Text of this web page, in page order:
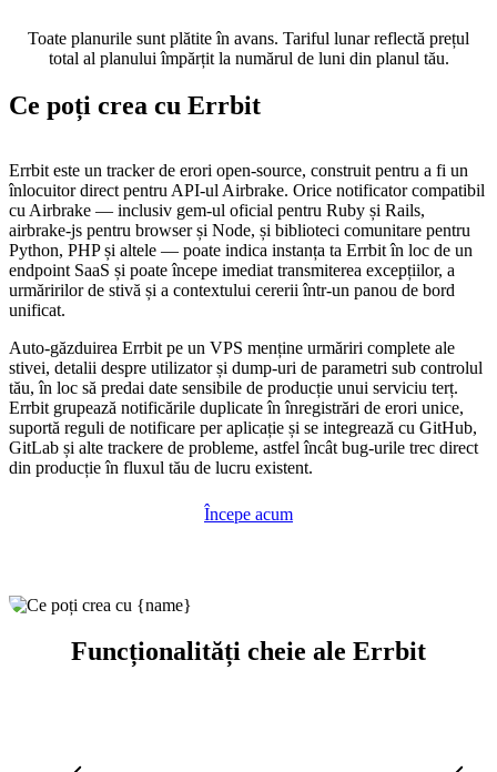
Toate planurile sunt plătite în avans. Tariful lunar reflectă prețul
total al planului împărțit la numărul de luni din planul tău.
Ce poți crea cu Errbit
Errbit este un tracker de erori open-source, construit pentru a fi un
înlocuitor direct pentru API-ul Airbrake. Orice notificator compatibil
cu Airbrake — inclusiv gem-ul oficial pentru Ruby și Rails,
airbrake-js pentru browser și Node, și biblioteci comunitare pentru
Python, PHP și altele — poate indica instanța ta Errbit în loc de un
endpoint SaaS și poate începe imediat transmiterea excepțiilor, a
urmăririlor de stivă și a contextului cererii într-un panou de bord
unificat.
Auto-găzduirea Errbit pe un VPS menține urmăriri complete ale
stivei, detalii despre utilizator și dump-uri de parametri sub controlul
tău, în loc să predai date sensibile de producție unui serviciu terț.
Errbit grupează notificările duplicate în înregistrări de erori unice,
suportă reguli de notificare per aplicație și se integrează cu GitHub,
GitLab și alte trackere de probleme, astfel încât bug-urile trec direct
din producție în fluxul tău de lucru existent.
Începe acum
Funcționalități cheie ale Errbit